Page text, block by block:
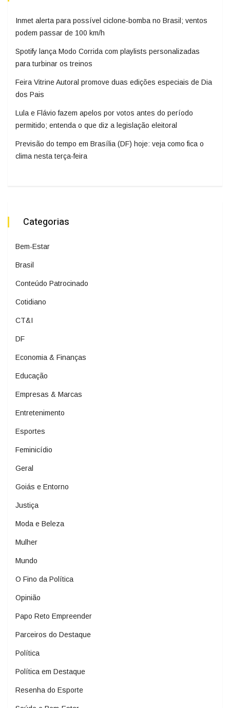
Inmet alerta para possível ciclone-bomba no Brasil; ventos
podem passar de 100 km/h
Spotify lança Modo Corrida com playlists personalizadas
para turbinar os treinos
Feira Vitrine Autoral promove duas edições especiais de Dia
dos Pais
Lula e Flávio fazem apelos por votos antes do período
permitido; entenda o que diz a legislação eleitoral
Previsão do tempo em Brasília (DF) hoje: veja como fica o
clima nesta terça-feira
Categorias
Bem-Estar
Brasil
Conteúdo Patrocinado
Cotidiano
CT&I
DF
Economia & Finanças
Educação
Empresas & Marcas
Entretenimento
Esportes
Feminicídio
Geral
Goiás e Entorno
Justiça
Moda e Beleza
Mulher
Mundo
O Fino da Política
Opinião
Papo Reto Empreender
Parceiros do Destaque
Política
Política em Destaque
Resenha do Esporte